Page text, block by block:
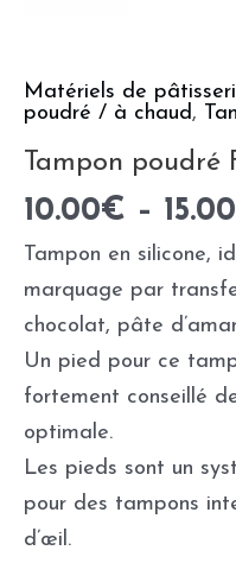
Matériels de
poudré / à chaud ,
Tampon poudré
10.00€ – 15.00
Tampon en silicone,
marquage par
chocolat, pâte
Un pied pour ce
fortement conseillé
optimale.
Les pieds sont un
pour des tampons
d’œil.